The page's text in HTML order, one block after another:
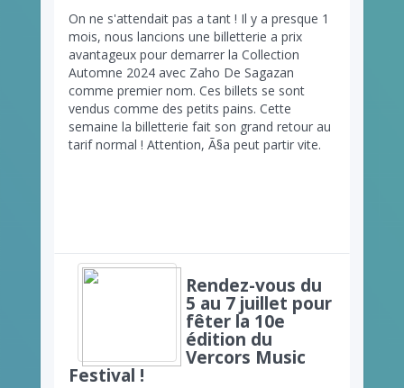
On ne s'attendait pas a tant ! Il y a presque 1
mois, nous lancions une billetterie a prix
avantageux pour demarrer la Collection
Automne 2024 avec Zaho De Sagazan
comme premier nom. Ces billets se sont
vendus comme des petits pains. Cette
semaine la billetterie fait son grand retour au
tarif normal ! Attention, Ã§a peut partir vite.
Rendez-vous du
5 au 7 juillet pour
fêter la 10e
édition du
Vercors Music
Festival !